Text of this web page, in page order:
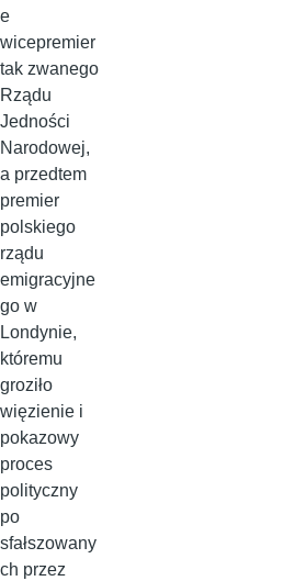
e
wicepremier
tak zwanego
Rządu
Jedności
Narodowej,
a przedtem
premier
polskiego
rządu
emigracyjne
go w
Londynie,
któremu
groziło
więzienie i
pokazowy
proces
polityczny
po
sfałszowany
ch przez